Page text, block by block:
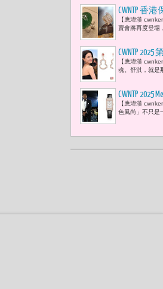
CWNTP 香
本身所蘊
【應瑋漢
賣會將再度登場
CWNTP
【應瑋漢
魂。舒淇，就是
CWNTP
【應瑋漢
色風尚」不只是